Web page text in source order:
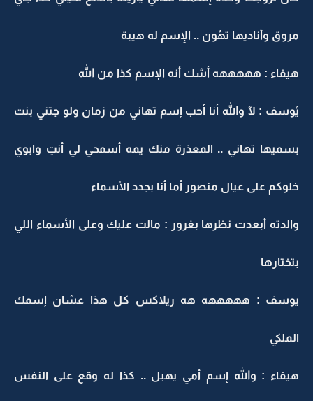
مروق وأناديها تهُون .. الإسم له هيبة
هيفاء : هههههه أشك أنه الإسم كذا من الله
يُوسف : لآ والله أنا أحب إسم تهاني من زمان ولو جتني بنت
بسميها تهاني .. المعذرة منك يمه أسمحي لي أنتِ وابوي
خلوكم على عيال منصور أما أنا بجدد الأسماء
والدته أبعدت نظرها بغرور : مالت عليك وعلى الأسماء اللي
بتختارها
يوسف : هههههه هه ريلاكس كل هذا عشان إسمك
الملكي
هيفاء : والله إسم أمي يهبل .. كذا له وقع على النفس